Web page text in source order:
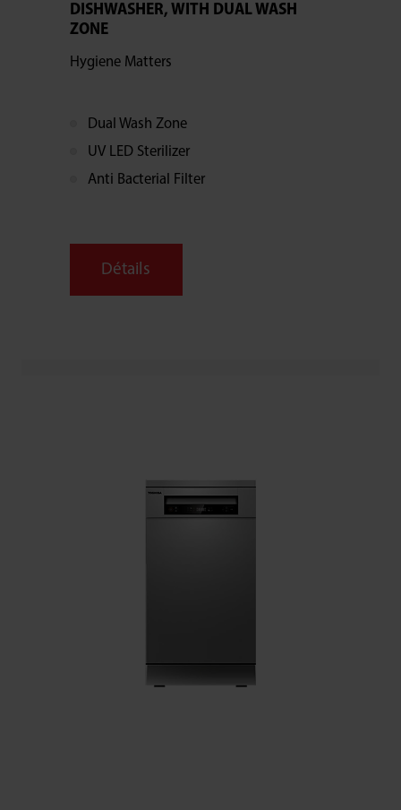
DISHWASHER, WITH DUAL WASH
ZONE
Hygiene Matters
Dual Wash Zone
UV LED Sterilizer
Anti Bacterial Filter
Détails